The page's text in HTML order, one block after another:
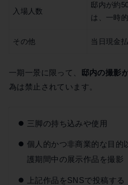
入場人数
邸内が約
は、一時
その他 当日現金
一期一景に限って、 邸内の撮影
為は禁止されています。
三脚の持ち込みや使用
個人的かつ非商業的な目的
護期間中の展示作品を撮影
上記作品をSNSで投稿する